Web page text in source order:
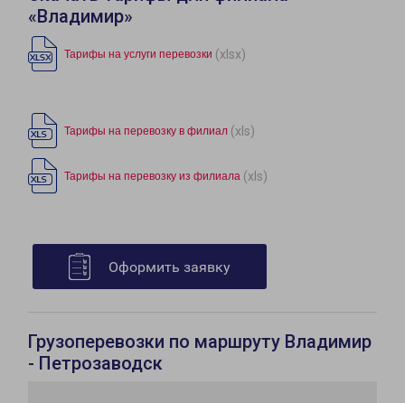
«Владимир»
Тарифы на услуги перевозки (xlsx)
Тарифы на перевозку в филиал (xls)
Тарифы на перевозку из филиала (xls)
Оформить заявку
Грузоперевозки по маршруту Владимир
- Петрозаводск